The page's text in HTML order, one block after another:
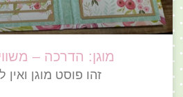
מוגן: הדרכה –
זהו פוסט מוגן ואין